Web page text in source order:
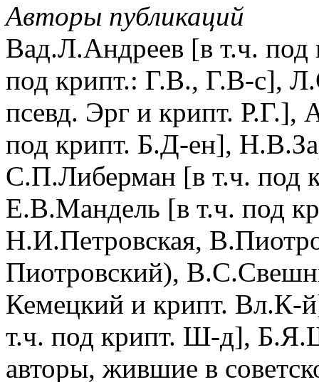
Авторы публикаций
Вад.Л.Андреев [в т.ч.
под крипт.: Г.В., Г.В-с],
псевд. Эрг и крипт.
под крипт. Б.Д-ен],
С.П.Либерман [в т.ч. под
Е.В.Мандель [в т.ч. под
Н.И.Петровская,
Пиотровский),
Кемецкий и крипт.
т.ч. под крипт. Ш-д],
авторы, жившие в